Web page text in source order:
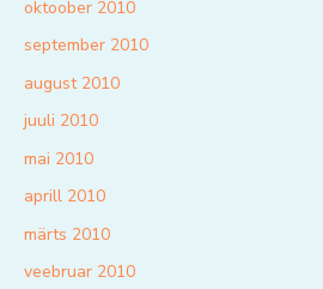
oktoober 2010
september 2010
august 2010
juuli 2010
mai 2010
aprill 2010
märts 2010
veebruar 2010